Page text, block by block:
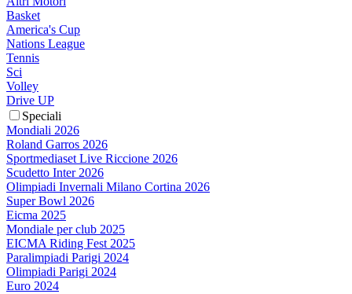
Basket
America's Cup
Nations League
Tennis
Sci
Volley
Drive UP
Speciali
Mondiali 2026
Roland Garros 2026
Sportmediaset Live Riccione 2026
Scudetto Inter 2026
Olimpiadi Invernali Milano Cortina 2026
Super Bowl 2026
Eicma 2025
Mondiale per club 2025
EICMA Riding Fest 2025
Paralimpiadi Parigi 2024
Olimpiadi Parigi 2024
Euro 2024